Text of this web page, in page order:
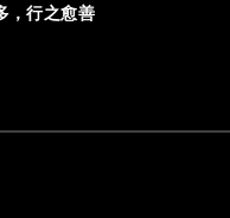
，行之愈善